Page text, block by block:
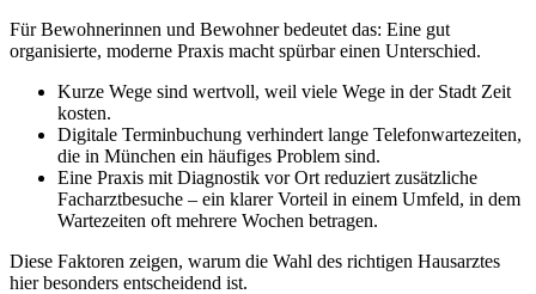
Für Bewohnerinnen und Bewohner bedeutet das: Eine gut
organisierte, moderne Praxis macht spürbar einen Unterschied.
Kurze Wege sind wertvoll, weil viele Wege in der Stadt Zeit
kosten.
Digitale Terminbuchung verhindert lange Telefonwartezeiten,
die in München ein häufiges Problem sind.
Eine Praxis mit Diagnostik vor Ort reduziert zusätzliche
Facharztbesuche – ein klarer Vorteil in einem Umfeld, in dem
Wartezeiten oft mehrere Wochen betragen.
Diese Faktoren zeigen, warum die Wahl des richtigen Hausarztes
hier besonders entscheidend ist.